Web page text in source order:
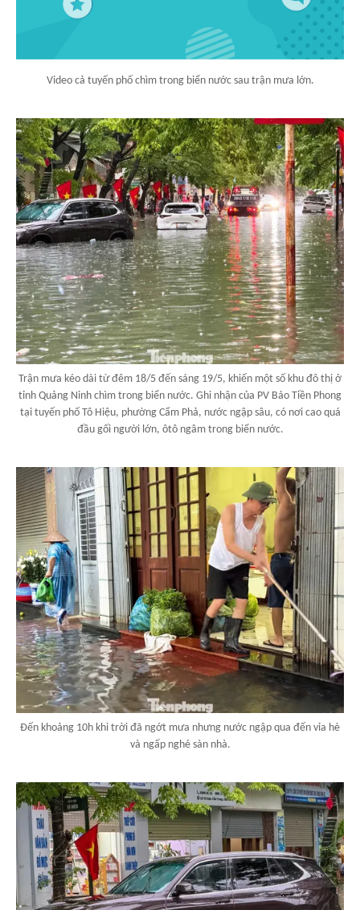
Video cả tuyến phố chìm trong biển nước sau trận mưa lớn.
Trận mưa kéo dài từ đêm 18/5 đến sáng 19/5, khiến một số khu đô thị ở
tỉnh Quảng Ninh chìm trong biển nước. Ghi nhận của PV Báo Tiền Phong
tại tuyến phố Tô Hiệu, phường Cẩm Phả, nước ngập sâu, có nơi cao quá
đầu gối người lớn, ôtô ngâm trong biển nước.
Đến khoảng 10h khi trời đã ngớt mưa nhưng nước ngập qua đến vỉa hè
và ngấp nghé sàn nhà.